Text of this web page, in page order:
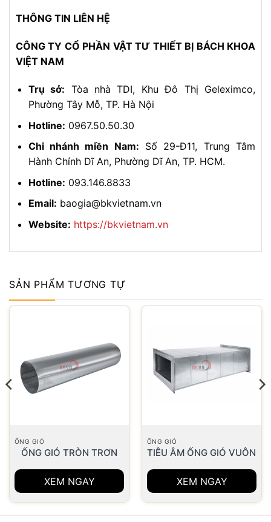
THÔNG TIN LIÊN HỆ
CÔNG TY CỔ PHẦN VẬT TƯ THIẾT BỊ BÁCH KHOA
VIỆT NAM
Trụ sở: Tòa nhà TDI, Khu Đô Thị Geleximco,
Phường Tây Mỗ, TP. Hà Nội
Hotline: 0967.50.50.30
Chi nhánh miền Nam: Số 29-Đ11, Trung Tâm
Hành Chính Dĩ An, Phường Dĩ An, TP. HCM.
Hotline: 093.146.8833
Email: baogia@bkvietnam.vn
Website: https://bkvietnam.vn
SẢN PHẨM TƯƠNG TỰ
ỐNG GIÓ
ỐNG GIÓ TRÒN TRƠN
XEM NGAY
ỐNG GIÓ
TIÊU ÂM ỐNG GIÓ VUÔNG
XEM NGAY